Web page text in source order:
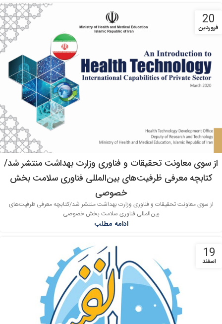
20
فروردین
از سوی معاونت تحقیقات و فناوری وزارت بهداشت منتشر شد/
کتابچه معرفی ظرفیت‌های بین‌المللی فناوری سلامت بخش
خصوصی
از سوی معاونت تحقیقات و فناوری وزارت بهداشت منتشر شد/کتابچه معرفی ظرفیت‌های
بین‌المللی فناوری سلامت بخش خصوصی
ادامه مطلب
19
اسفند